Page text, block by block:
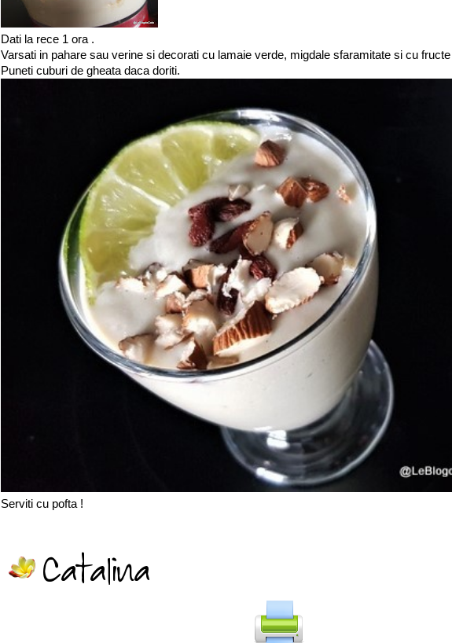
Dati la rece 1 ora .
Varsati in pahare sau verine si decorati cu lamaie verde, migdale sfaramitate si cu
Puneti cuburi de gheata daca doriti.
Serviti cu pofta !